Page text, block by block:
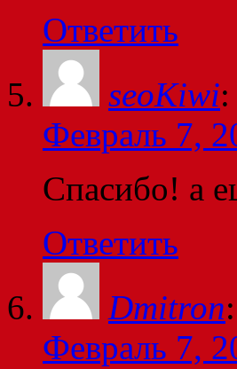
Ответить
seoKiwi:
Февраль 7,
Спасибо! а
Ответить
Dmitron:
Февраль 7,